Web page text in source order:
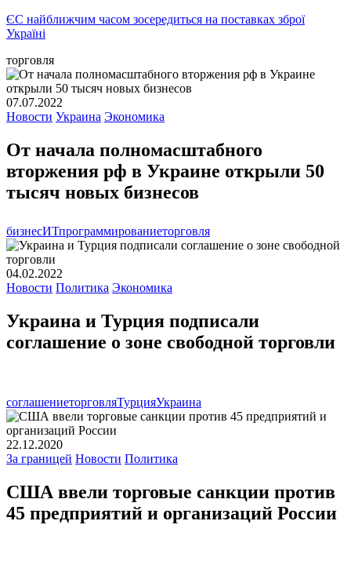
ЄС найближчим часом зосередиться на поставках зброї
Україні
торговля
07.07.2022
Новости Украина Экономика
От начала полномасштабного
вторжения рф в Украине открыли 50
тысяч новых бизнесов
бизнесИТпрограммированиеторговля
04.02.2022
Новости Политика Экономика
Украина и Турция подписали
соглашение о зоне свободной торговли
соглашениеторговляТурцияУкраина
22.12.2020
За границей Новости Политика
США ввели торговые санкции против
45 предприятий и организаций России